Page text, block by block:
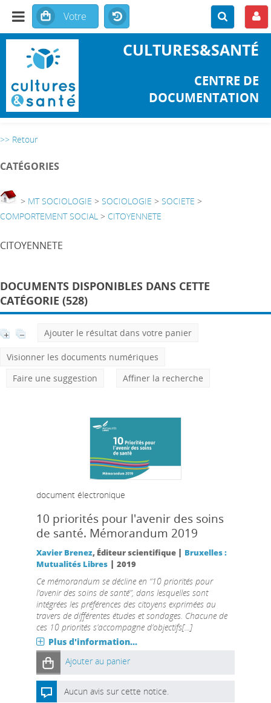
CULTURES&SANTÉ
CENTRE DE
DOCUMENTATION
>> Retour
CATÉGORIES
> MT SOCIOLOGIE > SOCIOLOGIE > SOCIETE >
COMPORTEMENT SOCIAL > CITOYENNETE
CITOYENNETE
DOCUMENTS DISPONIBLES DANS CETTE
CATÉGORIE (528)
Ajouter le résultat dans votre panier
Visionner les documents numériques
Faire une suggestion
Affiner la recherche
document électronique
10 priorités pour l'avenir des soins
de santé. Mémorandum 2019
Xavier Brenez, Éditeur scientifique | Bruxelles :
Mutualités Libres| 2019
Ce mémorandum se décline en “10 priorités pour
l’avenir des soins de santé”, dans lesquelles sont
intégrées les préférences des citoyens exprimées au
travers de différentes études et sondages. Chacune de
ces 10 priorités s’accompagne d’objectifs[...]
Plus d'information...
Ajouter au panier
Aucun avis sur cette notice.